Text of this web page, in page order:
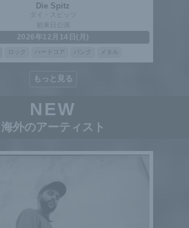
Die Spitz
ダイ・スピッツ
初来日公演
2026年12月14日(月)
ロック ハードコア パンク メタル
もっと見る
NEW
海外のアーティスト